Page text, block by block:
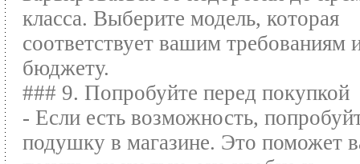
класса. Выберите модель, которая
соответствует вашим требованиям
бюджету.
### 9. Попробуйте перед покупкой
- Если есть возможность,
подушку в магазине. Это поможет